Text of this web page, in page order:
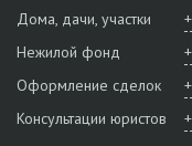
Дома, дачи, участки
Нежилой фонд
Оформление сделок
Консультации юристов